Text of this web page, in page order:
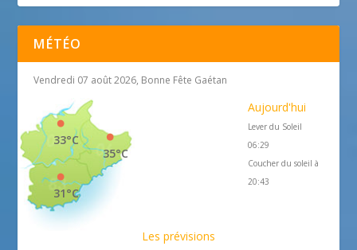
MÉTÉO
Vendredi 07 août 2026, Bonne Fête Gaétan
35°C
33°C
31°C
Aujourd'hui
Lever du Soleil
06:29
Coucher du soleil à
20:43
Les prévisions